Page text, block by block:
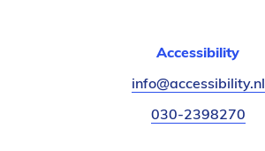
Accessibility
E-
mail:
info@accessibility.nl
Telefoonnummer:
030-2398270